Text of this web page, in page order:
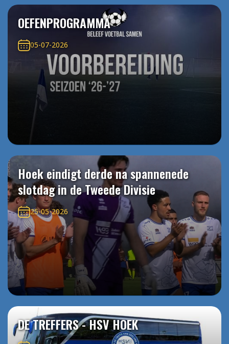
OEFENPROGRAMMA
05-07-2026
Hoek eindigt derde na spannenede
slotdag in de Tweede Divisie
25-05-2026
DE TREFFERS - HSV HOEK